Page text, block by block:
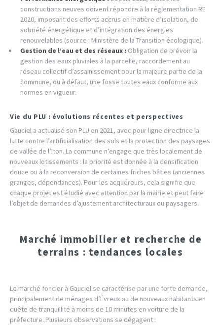
constructions neuves doivent répondre à la réglementation RE
2020, imposant des efforts accrus en matière d’isolation, de
sobriété énergétique et d’intégration des énergies
renouvelables (source : Ministère de la Transition écologique).
Gestion de l’eau et des réseaux : Obligation de prévoir la
gestion des eaux pluviales à la parcelle, raccordement au
réseau collectif d’assainissement pour la majeure partie de la
commune, ou à défaut, une fosse toutes eaux conforme aux
normes en vigueur.
Vie du PLU : évolutions récentes et perspectives
Gauciel a actualisé son PLU en 2021, avec pour ligne directrice la
lutte contre l’artificialisation des sols et la protection des paysages
de vallée de l’Iton. La commune n’engage que très localement de
nouveaux lotissements : la priorité est donnée à la densification
douce ou à la reconversion de certaines friches bâties (anciennes
granges, dépendances). Pour les acquéreurs, cela signifie que
chaque projet est étudié avec attention par la mairie et peut faire
l’objet de demandes d’ajustement architecturaux ou paysagers.
Marché immobilier et recherche de
terrains : tendances locales
Le marché foncier à Gauciel se caractérise par une forte demande,
principalement de ménages d’Évreux ou de nouveaux habitants en
quête de tranquillité à moins de 10 minutes en voiture de la
préfecture. Plusieurs observations se dégagent :